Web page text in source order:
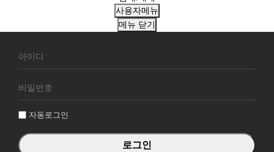
사용자메뉴
메뉴 닫기
원
그
자동로그인